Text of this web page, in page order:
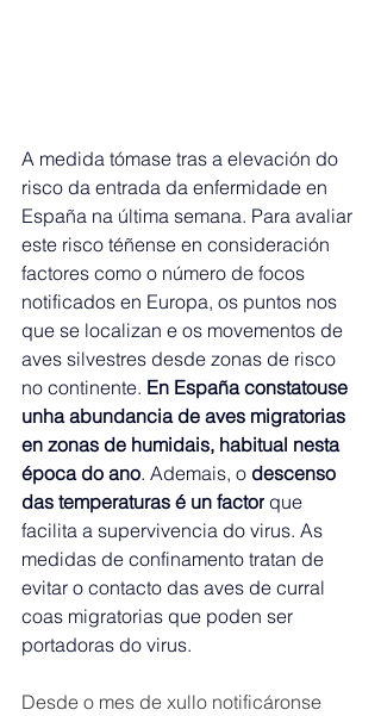
A medida tómase tras a elevación do
risco da entrada da enfermidade en
España na última semana. Para avaliar
este risco téñense en consideración
factores como o número de focos
notificados en Europa, os puntos nos
que se localizan e os movementos de
aves silvestres desde zonas de risco
no continente. En España constatouse
unha abundancia de aves migratorias
en zonas de humidais, habitual nesta
época do ano. Ademais, o descenso
das temperaturas é un factor que
facilita a supervivencia do virus. As
medidas de confinamento tratan de
evitar o contacto das aves de curral
coas migratorias que poden ser
portadoras do virus.
Desde o mes de xullo notificáronse